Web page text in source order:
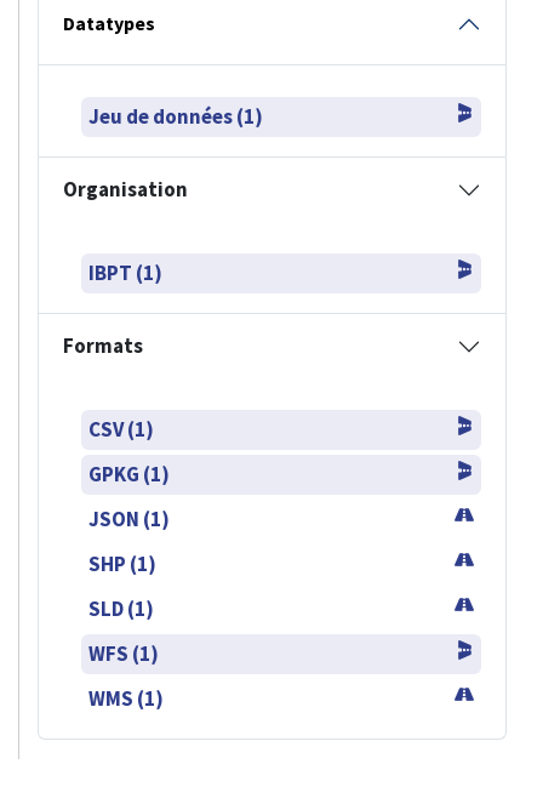
Datatypes
Jeu de données (1)
Organisation
IBPT (1)
Formats
CSV (1)
GPKG (1)
JSON (1)
SHP (1)
SLD (1)
WFS (1)
WMS (1)